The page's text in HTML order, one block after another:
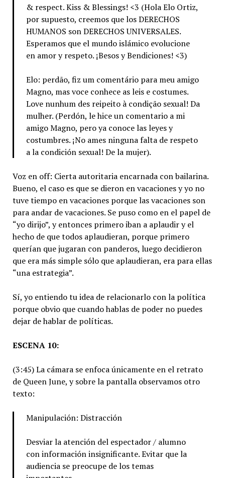
& respect. Kiss & Blessings! <3 (Hola Elo Ortiz,
por supuesto, creemos que los DERECHOS
HUMANOS son DERECHOS UNIVERSALES.
Esperamos que el mundo islámico evolucione
en amor y respeto. ¡Besos y Bendiciones! <3)
Elo: perdão, fiz um comentário para meu amigo
Magno, mas voce conhece as leis e costumes.
Love nunhum des reipeito à condição sexual! Da
mulher. (Perdón, le hice un comentario a mi
amigo Magno, pero ya conoce las leyes y
costumbres. ¡No ames ninguna falta de respeto
a la condición sexual! De la mujer).
Voz en off: Cierta autoritaria encarnada con bailarina.
Bueno, el caso es que se dieron en vacaciones y yo no
tuve tiempo en vacaciones porque las vacaciones son
para andar de vacaciones. Se puso como en el papel de
“yo dirijo”, y entonces primero iban a aplaudir y el
hecho de que todos aplaudieran, porque primero
querían que jugaran con panderos, luego decidieron
que era más simple sólo que aplaudieran, era para ellas
“una estrategia”.
Sí, yo entiendo tu idea de relacionarlo con la política
porque obvio que cuando hablas de poder no puedes
dejar de hablar de políticas.
ESCENA 10:
(3:45) La cámara se enfoca únicamente en el retrato
de Queen June, y sobre la pantalla observamos otro
texto:
Manipulación: Distracción
Desviar la atención del espectador / alumno
con información insignificante. Evitar que la
audiencia se preocupe de los temas